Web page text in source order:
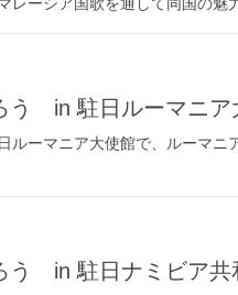
う in 駐日ルーマニア
ルーマニア大使館で、ルーマニ
う in 駐日ナミビア共